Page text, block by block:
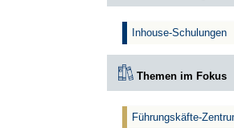
Inhouse-Schulungen
Themen im Fokus
Führungskäfte-